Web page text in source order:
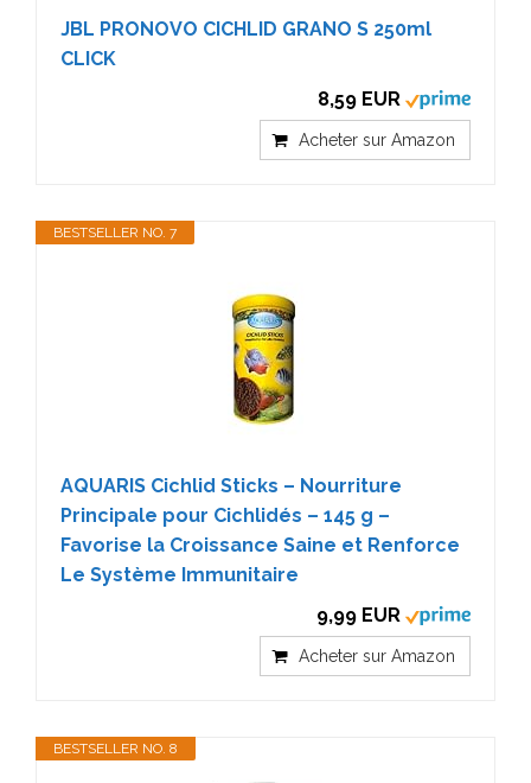
JBL PRONOVO CICHLID GRANO S 250ml
CLICK
8,59 EUR
Acheter sur Amazon
BESTSELLER NO. 7
AQUARIS Cichlid Sticks – Nourriture
Principale pour Cichlidés – 145 g –
Favorise la Croissance Saine et Renforce
Le Système Immunitaire
9,99 EUR
Acheter sur Amazon
BESTSELLER NO. 8